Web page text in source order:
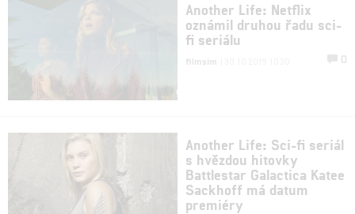
Another Life: Netflix
oznámil druhou řadu sci-
fi seriálu
filmsim 0
Another Life: Sci-fi seriál
s hvězdou hitovky
Battlestar Galactica Katee
Sackhoff má datum
premiéry